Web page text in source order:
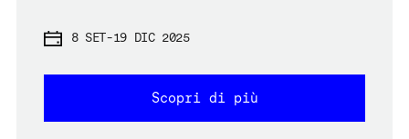
8 SET-19 DIC 2025
Scopri di più